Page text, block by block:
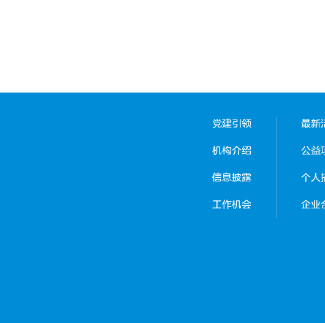
党建引领
机构介绍
信息披露
工作机会
最新
公益
个人
企业